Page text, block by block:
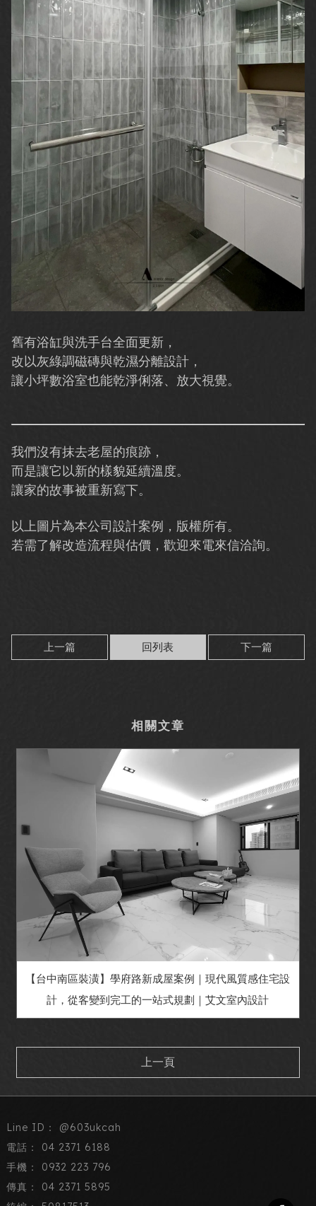
舊有浴缸與洗手台全面更新，
改以灰綠調磁磚與乾濕分離設計，
讓小坪數浴室也能乾淨俐落、放大視覺。
我們沒有抹去老屋的痕跡，
而是讓它以新的樣貌延續溫度。
讓家的故事被重新寫下。
以上圖片為本公司設計案例，版權所有。
若需了解改造流程與估價，歡迎來電來信洽詢。
上一篇 回列表 下一篇
【台中南區裝潢】學府路新成屋案例｜現代風質感住宅設
計，從客變到完工的一站式規劃｜艾文室內設計
上一頁
@603ukcah
04 2371 6188
0932 223 796
04 2371 5895